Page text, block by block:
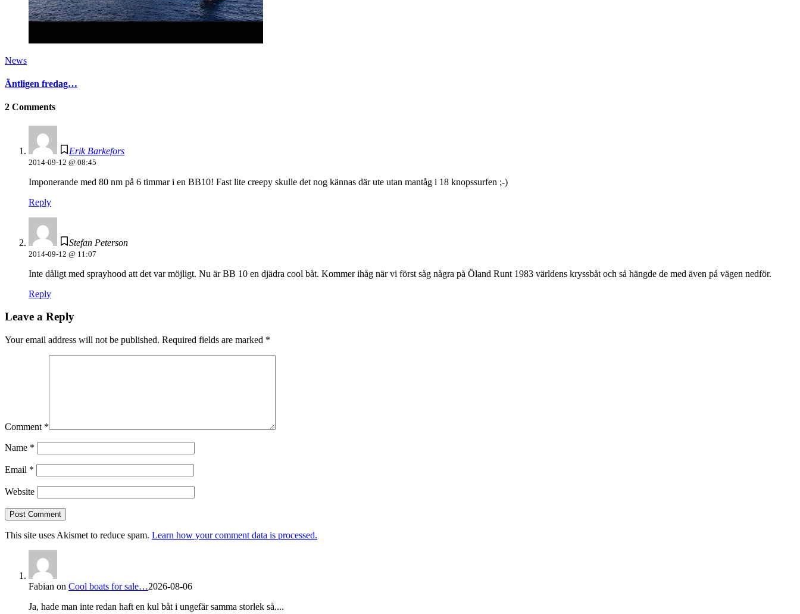
News
Äntligen fredag…
2 Comments
Erik Barkefors
2014-09-12 @ 08:45
Imponerande med 80 nm på 6 timmar i en BB10! Fast lite creepy skulle det nog kännas där ute utan mantåg i 18 knopssurfen ;-)
Reply
Stefan Peterson
2014-09-12 @ 11:07
Inte dåligt med sprayhood att det var möjligt. Nu är BB 10 en djädra cool båt. Kommer ihåg när vi först såg några på Öland Runt 1983 världens kryssbåt och så hängde de med även på vägen nedför.
Reply
Leave a Reply
Your email address will not be published. Required fields are marked *
Comment *
Name *
Email *
Website
This site uses Akismet to reduce spam. Learn how your comment data is processed.
Fabian on Cool boats for sale…2026-08-06
Ja, hade man inte redan haft en kul båt i ungefär samma storlek så....